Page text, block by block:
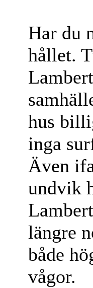
Har du
hållet.
hus
inga
Även
undvik
längre
både
vågor.